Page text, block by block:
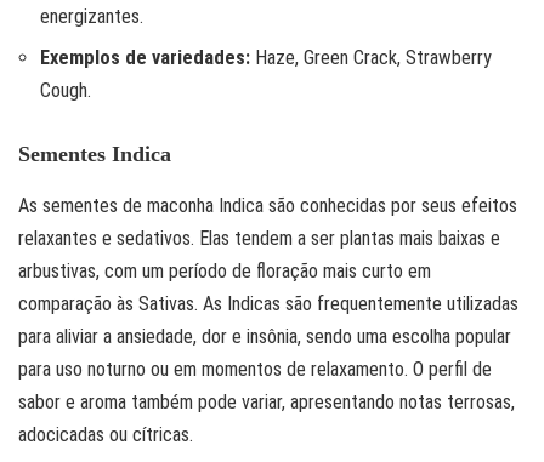
energizantes.
Exemplos de variedades: Haze, Green Crack, Strawberry
Cough.
Sementes Indica
As sementes de maconha Indica são conhecidas por seus efeitos
relaxantes e sedativos. Elas tendem a ser plantas mais baixas e
arbustivas, com um período de floração mais curto em
comparação às Sativas. As Indicas são frequentemente utilizadas
para aliviar a ansiedade, dor e insônia, sendo uma escolha popular
para uso noturno ou em momentos de relaxamento. O perfil de
sabor e aroma também pode variar, apresentando notas terrosas,
adocicadas ou cítricas.